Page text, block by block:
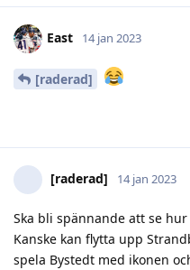
East 14 jan 2023
[raderad]
[raderad] 14 jan 2023
Ska bli spännande att se
Kanske kan flytta upp
spela Bystedt med ikonen